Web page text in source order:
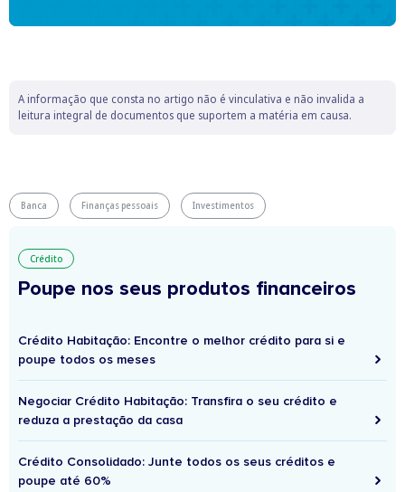
A informação que consta no artigo não é vinculativa e não invalida a
leitura integral de documentos que suportem a matéria em causa.
Banca Finanças pessoais Investimentos
Crédito
Poupe nos seus produtos financeiros
Crédito Habitação: Encontre o melhor crédito para si e
poupe todos os meses
Negociar Crédito Habitação: Transfira o seu crédito e
reduza a prestação da casa
Crédito Consolidado: Junte todos os seus créditos e
poupe até 60%